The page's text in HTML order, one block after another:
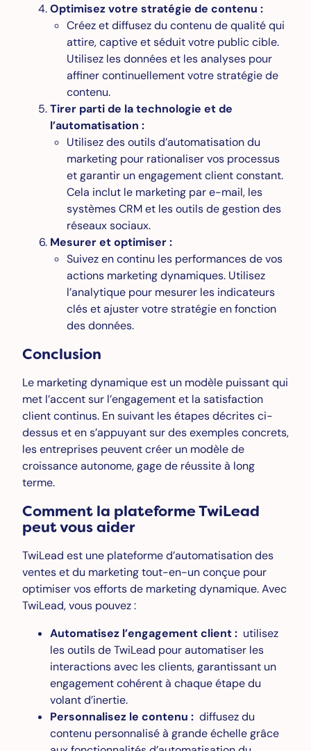
Optimisez votre stratégie de contenu :
Créez et diffusez du contenu de qualité qui
attire, captive et séduit votre public cible.
Utilisez les données et les analyses pour
affiner continuellement votre stratégie de
contenu.
Tirer parti de la technologie et de
l’automatisation :
Utilisez des outils d’automatisation du
marketing pour rationaliser vos processus
et garantir un engagement client constant.
Cela inclut le marketing par e-mail, les
systèmes CRM et les outils de gestion des
réseaux sociaux.
Mesurer et optimiser :
Suivez en continu les performances de vos
actions marketing dynamiques. Utilisez
l’analytique pour mesurer les indicateurs
clés et ajuster votre stratégie en fonction
des données.
Conclusion
Le marketing dynamique est un modèle puissant qui
met l’accent sur l’engagement et la satisfaction
client continus. En suivant les étapes décrites ci-
dessus et en s’appuyant sur des exemples concrets,
les entreprises peuvent créer un modèle de
croissance autonome, gage de réussite à long
terme.
Comment la plateforme TwiLead
peut vous aider
TwiLead est une plateforme d’automatisation des
ventes et du marketing tout-en-un conçue pour
optimiser vos efforts de marketing dynamique. Avec
TwiLead, vous pouvez :
Automatisez l’engagement client : utilisez
les outils de TwiLead pour automatiser les
interactions avec les clients, garantissant un
engagement cohérent à chaque étape du
volant d’inertie.
Personnalisez le contenu : diffusez du
contenu personnalisé à grande échelle grâce